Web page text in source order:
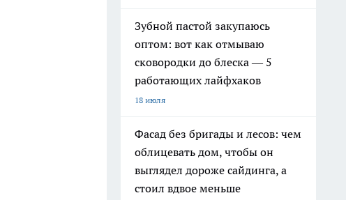
Зубной пастой закупаюсь
оптом: вот как отмываю
сковородки до блеска — 5
работающих лайфхаков
18 июля
Фасад без бригады и лесов: чем
облицевать дом, чтобы он
выглядел дороже сайдинга, а
стоил вдвое меньше